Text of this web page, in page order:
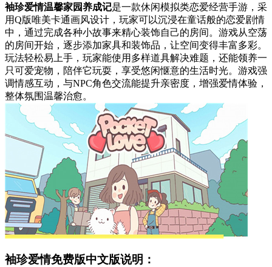
袖珍爱情温馨家园养成记是一款休闲模拟类恋爱经营手游，采
用Q版唯美卡通画风设计，玩家可以沉浸在童话般的恋爱剧情
中，通过完成各种小故事来精心装饰自己的房间。游戏从空荡
的房间开始，逐步添加家具和装饰品，让空间变得丰富多彩。
玩法轻松易上手，玩家能使用多样道具解决难题，还能领养一
只可爱宠物，陪伴它玩耍，享受悠闲惬意的生活时光。游戏强
调情感互动，与NPC角色交流能提升亲密度，增强爱情体验，
整体氛围温馨治愈。
袖珍爱情免费版中文版说明：